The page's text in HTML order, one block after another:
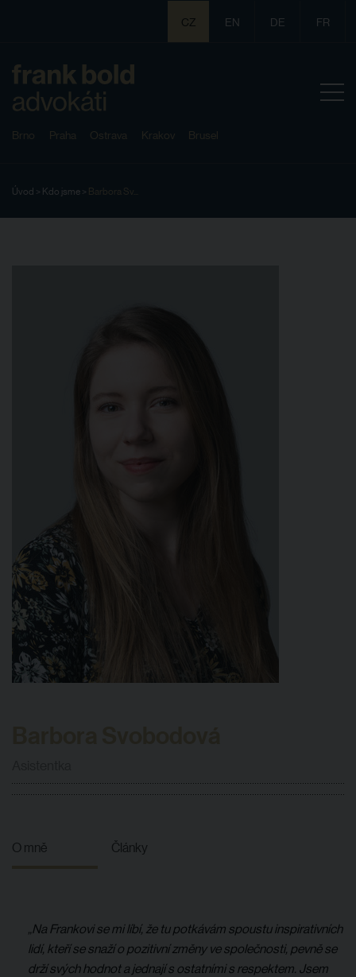
CZ EN DE FR
Brno Praha Ostrava Krakov Brusel
Úvod > Kdo jsme > Barbora Sv...
O mně Články
„Na Frankovi se mi líbí, že tu potkávám spoustu inspirativních
lidí, kteří se snaží o pozitivní změny ve společnosti, pevně se
drží svých hodnot a jednají s ostatními s respektem. Jsem